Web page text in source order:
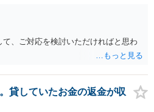
て、ご対応を検討いただければと思わ
貸していたお金の返金が収